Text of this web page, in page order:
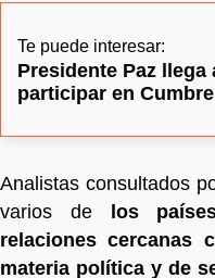
Te puede interesar:
Presidente Paz llega
participar en
Analistas consultados
varios delos países
relaciones cercanas
materia política y de